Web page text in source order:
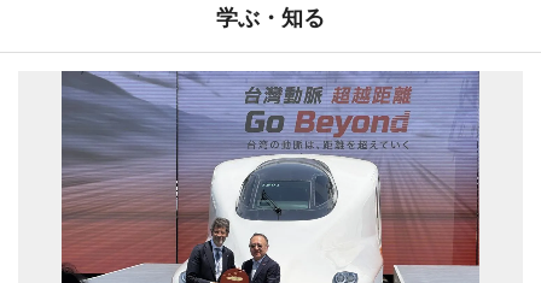
学ぶ・知る